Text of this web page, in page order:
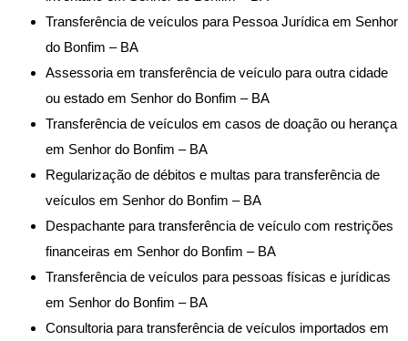
Transferência de veículos para Pessoa Jurídica em Senhor
do Bonfim – BA
Assessoria em transferência de veículo para outra cidade
ou estado em Senhor do Bonfim – BA
Transferência de veículos em casos de doação ou herança
em Senhor do Bonfim – BA
Regularização de débitos e multas para transferência de
veículos em Senhor do Bonfim – BA
Despachante para transferência de veículo com restrições
financeiras em Senhor do Bonfim – BA
Transferência de veículos para pessoas físicas e jurídicas
em Senhor do Bonfim – BA
Consultoria para transferência de veículos importados em